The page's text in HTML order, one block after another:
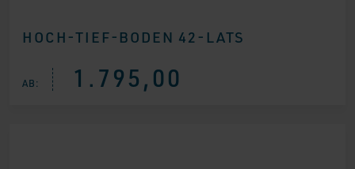
HOCH-TIEF-BODEN 42-LATS
AB: 1.795,00